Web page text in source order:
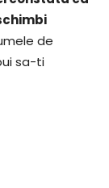
de
sa-ti